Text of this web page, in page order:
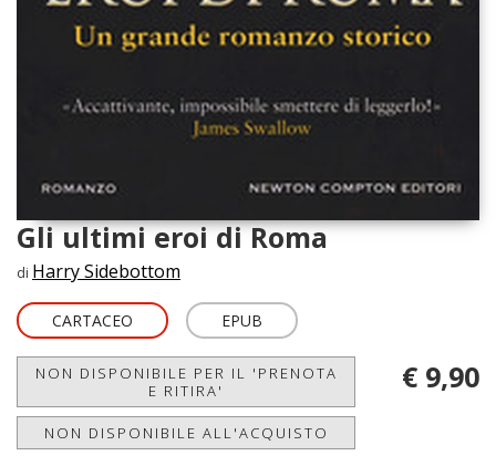
Gli ultimi eroi di Roma
di Harry Sidebottom
CARTACEO EPUB
NON DISPONIBILE PER IL 'PRENOTA
E RITIRA'
NON DISPONIBILE ALL'ACQUISTO
€ 9,90